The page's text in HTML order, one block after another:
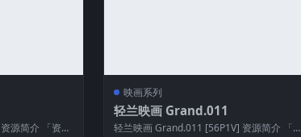
源简介 「资源
映画系列
轻兰映画 Grand.011
轻兰映画 Grand.011 [56P1V] 资源简介 「资